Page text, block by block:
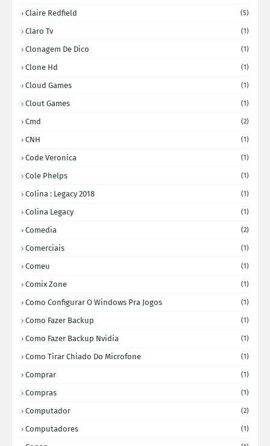
Claire Redfield (5)
Claro Tv (1)
Clonagem De Dico (1)
Clone Hd (1)
Cloud Games (1)
Clout Games (1)
Cmd (2)
CNH (1)
Code Veronica (1)
Cole Phelps (1)
Colina : Legacy 2018 (1)
Colina Legacy (1)
Comedia (2)
Comerciais (1)
Comeu (1)
Comix Zone (1)
Como Configurar O Windows Pra Jogos (1)
Como Fazer Backup (1)
Como Fazer Backup Nvidia (1)
Como Tirar Chiado Do Microfone (1)
Comprar (1)
Compras (1)
Computador (2)
Computadores (1)